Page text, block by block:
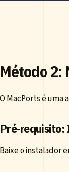
Método 2:
OMacPortsé uma
Pré-requisito:
Baixe o instalador